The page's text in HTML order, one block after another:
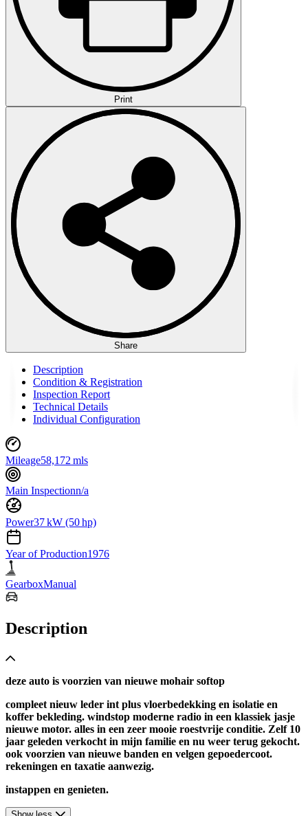
Print
Share
Description
Condition & Registration
Inspection Report
Technical Details
Individual Configuration
Mileage58,172 mls
Main Inspectionn/a
Power37 kW (50 hp)
Year of Production1976
GearboxManual
Description
deze auto is voorzien van nieuwe mohair softop
compleet nieuw leder int plus vloerbedekking en isolatie en
koffer bekleding. windstop moderne radio in een klassiek jasje
nieuwe motor. alles in een zeer mooie roestvrije conditie. Zelf 10
jaar geleden verkocht in mijn familie en nu weer terug gekocht.
ook voorzien van nieuwe banden en velgen gepoedercoot.
rekeningen en taxatie aanwezig.
instappen en genieten.